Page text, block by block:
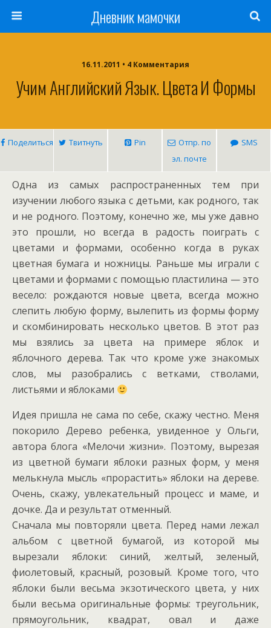
Дневник мамочки
16.11.2011 • 4 Комментария
Учим Английский Язык. Цвета И Формы
Поделиться Твитнуть Pin
Отпр. по
эл. почте
SMS
Одна из самых распространенных тем при
изучении любого языка с детьми, как родного, так
и не родного. Поэтому, конечно же, мы уже давно
это прошли, но всегда в радость поиграть с
цветами и формами, особенно когда в руках
цветная бумага и ножницы. Раньше мы играли с
цветами и формами с помощью пластилина — это
весело: рождаются новые цвета, всегда можно
слепить любую форму, вылепить из формы форму
и скомбинировать несколько цветов. В этот раз
мы взялись за цвета на примере яблок и
яблочного дерева. Так что кроме уже знакомых
слов, мы разобрались с ветками, стволами,
листьями и яблоками
Идея пришла не сама по себе, скажу честно. Меня
покорило Дерево ребенка, увиденное у Ольги,
автора блога «Мелочи жизни». Поэтому, вырезая
из цветной бумаги яблоки разных форм, у меня
мелькнула мысль «прорастить» яблоки на дереве.
Очень, скажу, увлекательный процесс и маме, и
дочке. Да и результат отменный.
Сначала мы повторяли цвета. Перед нами лежал
альбом с цветной бумагой, из которой мы
вырезали яблоки: синий, желтый, зеленый,
фиолетовый, красный, розовый. Кроме того, что
яблоки были весьма экзотического цвета, у них
были весьма оригинальные формы: треугольник,
прямоугольник, квадрат, овал и даже